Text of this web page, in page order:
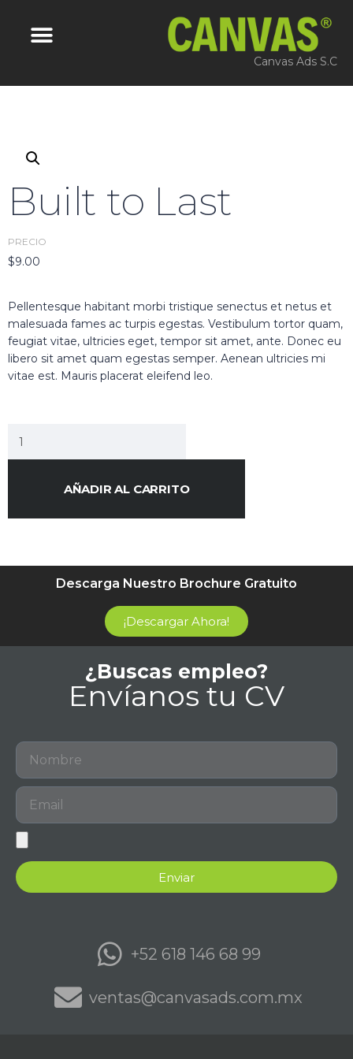
Canvas Ads S.C
Built to Last
PRECIO
$9.00
Pellentesque habitant morbi tristique senectus et netus et
malesuada fames ac turpis egestas. Vestibulum tortor quam,
feugiat vitae, ultricies eget, tempor sit amet, ante. Donec eu
libero sit amet quam egestas semper. Aenean ultricies mi
vitae est. Mauris placerat eleifend leo.
AÑADIR AL CARRITO
Descarga Nuestro Brochure Gratuito
¡Descargar Ahora!
¿Buscas empleo?
Envíanos tu CV
Enviar
+52 618 146 68 99
ventas@canvasads.com.mx